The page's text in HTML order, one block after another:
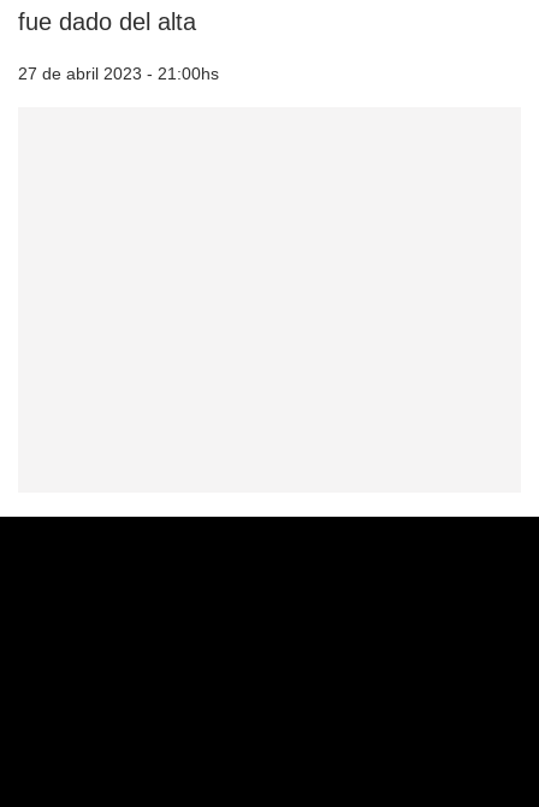
fue dado del alta
27 de abril 2023 - 21:00hs